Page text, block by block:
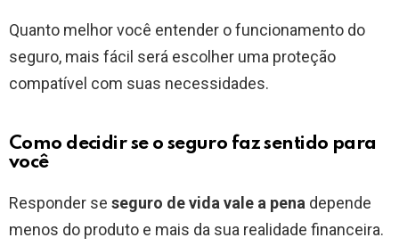
Quanto melhor você entender o funcionamento do
seguro, mais fácil será escolher uma proteção
compatível com suas necessidades.
Como decidir se o seguro faz sentido para
você
Responder se seguro de vida vale a pena depende
menos do produto e mais da sua realidade financeira.